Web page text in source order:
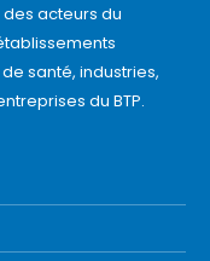
acteurs du
santé, industries,
du BTP.